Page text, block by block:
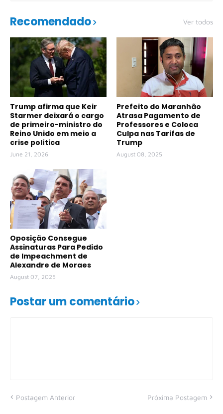
Recomendado Ver todos
Trump afirma que Keir
Starmer deixará o cargo
de primeiro-ministro do
Reino Unido em meio a
crise política
June 21, 2026
Prefeito do Maranhão
Atrasa Pagamento de
Professores e Coloca
Culpa nas Tarifas de
Trump
August 08, 2025
Oposição Consegue
Assinaturas Para Pedido
de Impeachment de
Alexandre de Moraes
August 07, 2025
Postar um comentário
Postagem Anterior Próxima Postagem